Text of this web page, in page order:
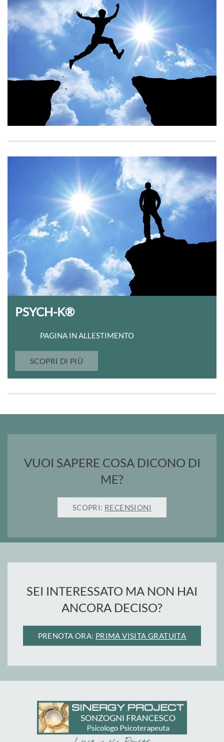
PSYCH-K®
PAGINA IN ALLESTIMENTO
SCOPRI DI PIÙ
VUOI SAPERE COSA DICONO DI
ME?
SCOPRI: RECENSIONI
SEI INTERESSATO MA NON HAI
ANCORA DECISO?
PRENOTA ORA: PRIMA VISITA GRATUITA